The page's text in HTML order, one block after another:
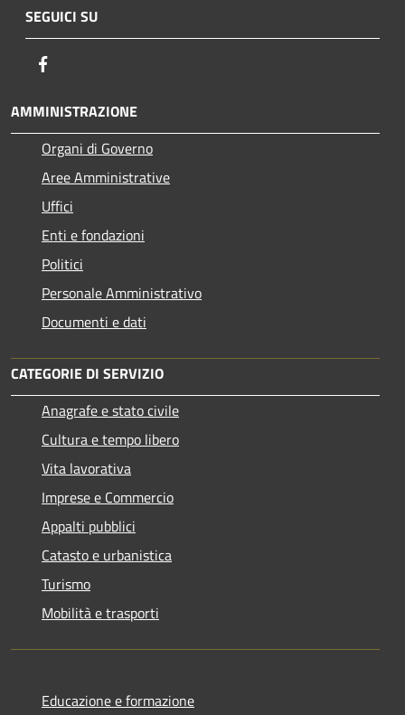
SEGUICI SU
AMMINISTRAZIONE
Organi di Governo
Aree Amministrative
Uffici
Enti e fondazioni
Politici
Personale Amministrativo
Documenti e dati
CATEGORIE DI SERVIZIO
Anagrafe e stato civile
Cultura e tempo libero
Vita lavorativa
Imprese e Commercio
Appalti pubblici
Catasto e urbanistica
Turismo
Mobilità e trasporti
Educazione e formazione